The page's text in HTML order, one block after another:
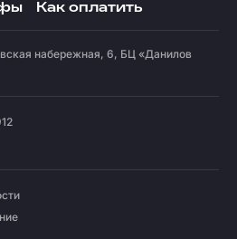
Как оплатить
набережная, 6, БЦ «Данилов